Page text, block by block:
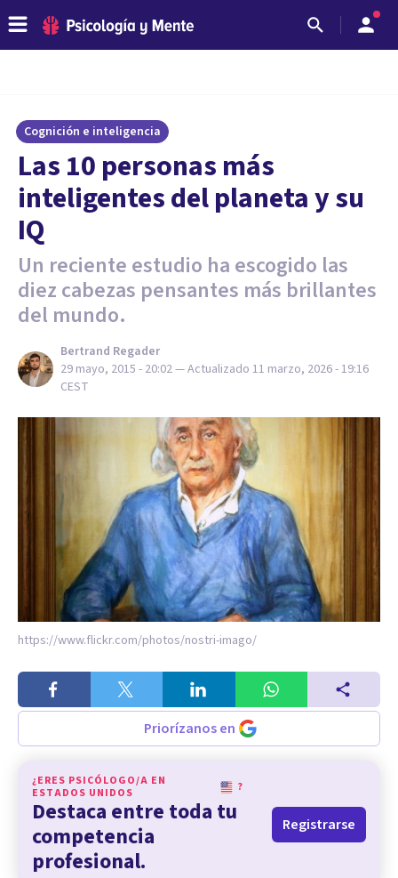
Cognición e inteligencia
Las 10 personas más
inteligentes del planeta y su
IQ
Un reciente estudio ha escogido las
diez cabezas pensantes más brillantes
del mundo.
Bertrand Regader
29 mayo, 2015 - 20:02— Actualizado 11 marzo, 2026 - 19:16
CEST
https://www.flickr.com/photos/nostri-imago/
Priorízanos en
¿ERES PSICÓLOGO/A EN
ESTADOS UNIDOS
?
Destaca entre toda tu
competencia
profesional.
Registrarse